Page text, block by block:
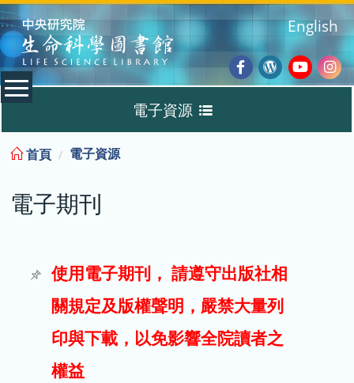
:::
Facebook
Wordpress
English
電子資源
電子期刊
試用
首頁 電子資源
電子期刊
使用電子期刊， 請遵守出版社相
關規定及版權聲明，嚴禁大量列
印與下載，以免影響全院讀者之
權益